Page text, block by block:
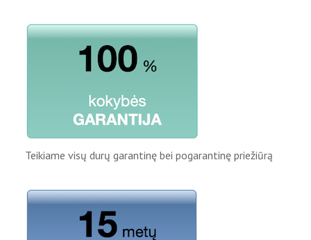
Teikiame visų durų garantinę bei pogarantinę priežiūrą